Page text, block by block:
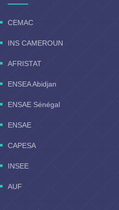
CEMAC
INS CAMEROUN
AFRISTAT
ENSEA Abidjan
ENSAE Sénégal
ENSAE
CAPESA
INSEE
AUF